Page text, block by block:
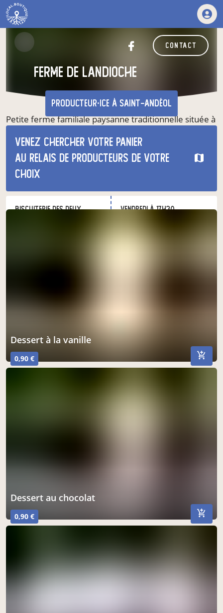
contact
Ferme de Landioche
producteur·ice à Saint-Andéol
Venez chercher votre panier
au relais de producteurs de votre
choix
biscuiterie des deux
vendredi à 17h30
Petite ferme familiale paysanne traditionnelle située à
St Andéol sur les balcons est du Vercors. Nous
pratiquons la traite de nos 5 vaches et de nos 30
chèvres à la main.
dessert à la vanille
0,90 €
dessert au chocolat
0,90 €